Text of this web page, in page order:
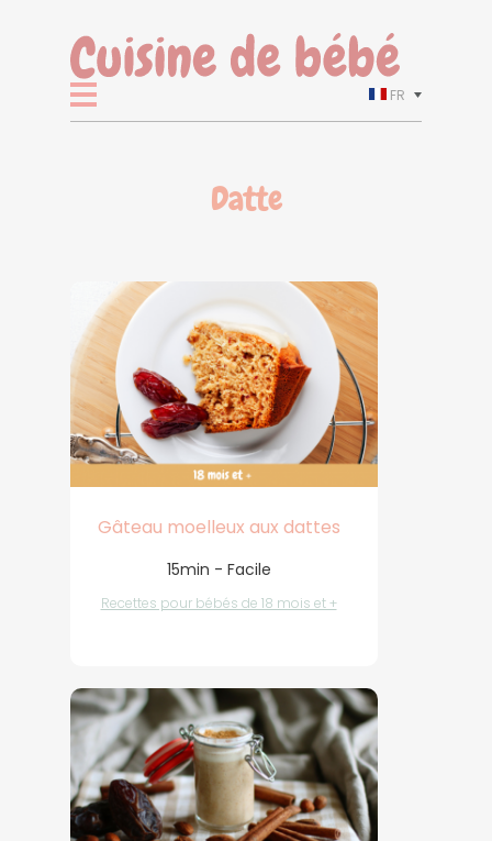
FR
Datte
Gâteau moelleux aux dattes
15min - Facile
Recettes pour bébés de 18 mois et +